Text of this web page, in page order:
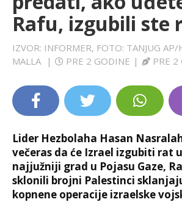
SPORT
LIFESTYLE
EXTRA
Rafu, izgubili ste
IZVOR: INFORMER, FOTO: TANJUG AP/
MALLA
| PRE 2 GODINE | PRE 2
Lider Hezbolaha Hasan
večeras da će Izrael izgubiti rat
najjužniji grad u Pojasu Gaze,
sklonili brojni Palestinci
kopnene operacije izraelske